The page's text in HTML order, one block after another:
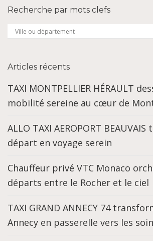
Recherche par mots clefs
Articles récents
TAXI MONTPELLIER HÉRAULT
mobilité sereine au cœur de
ALLO TAXI AEROPORT
départ en voyage serein
Chauffeur privé VTC Monaco
départs entre le Rocher et le ciel
TAXI GRAND ANNECY 74
Annecy en passerelle vers les